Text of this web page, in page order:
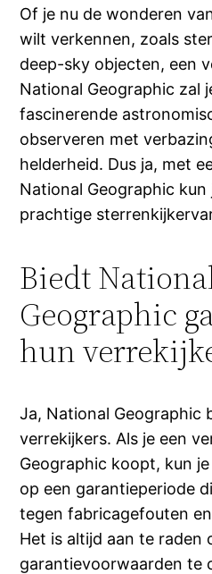
Of je nu de wonderen
wilt verkennen, zoals
deep-sky objecten, een
National Geographic zal
fascinerende
observeren met
helderheid. Dus ja, met
National Geographic
prachtige
Biedt
Geographic
hun
Ja, National Geographic
verrekijkers. Als je een
Geographic koopt, kun
op een garantieperiode
tegen fabricagefouten
Het is altijd aan te raden
garantievoorwaarden te